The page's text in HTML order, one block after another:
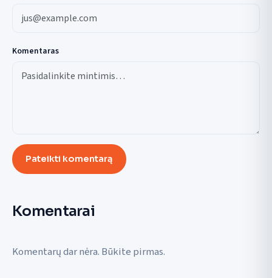
Komentaras
Pateikti komentarą
Komentarai
Komentarų dar nėra. Būkite pirmas.